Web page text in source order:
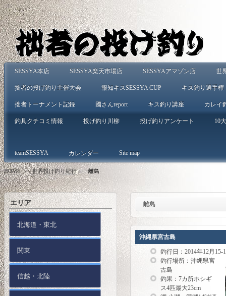
SESSYA本店 SESSYA楽天市場店 SESSYAアマゾン店 世
拙者の投げ釣り主催大会 報知キスSESSYA CUP キス釣り選手権
拙者トーナメント記録 國さんreport キス釣り講座 カレイ
釣具クチコミ情報 投げ釣り川柳 投げ釣りアンケート 10
teamSESSYA カレンダー Site map
HOME > 世界投げ釣り紀行 > 離島
離島
沖縄県宮古島
釣行日：2014年12月15-
釣行場所：沖縄県宮
古島
釣果：7カ所ホシギ
ス4匹最大23cm
エリア
北海道・東北
関東
信越・北陸